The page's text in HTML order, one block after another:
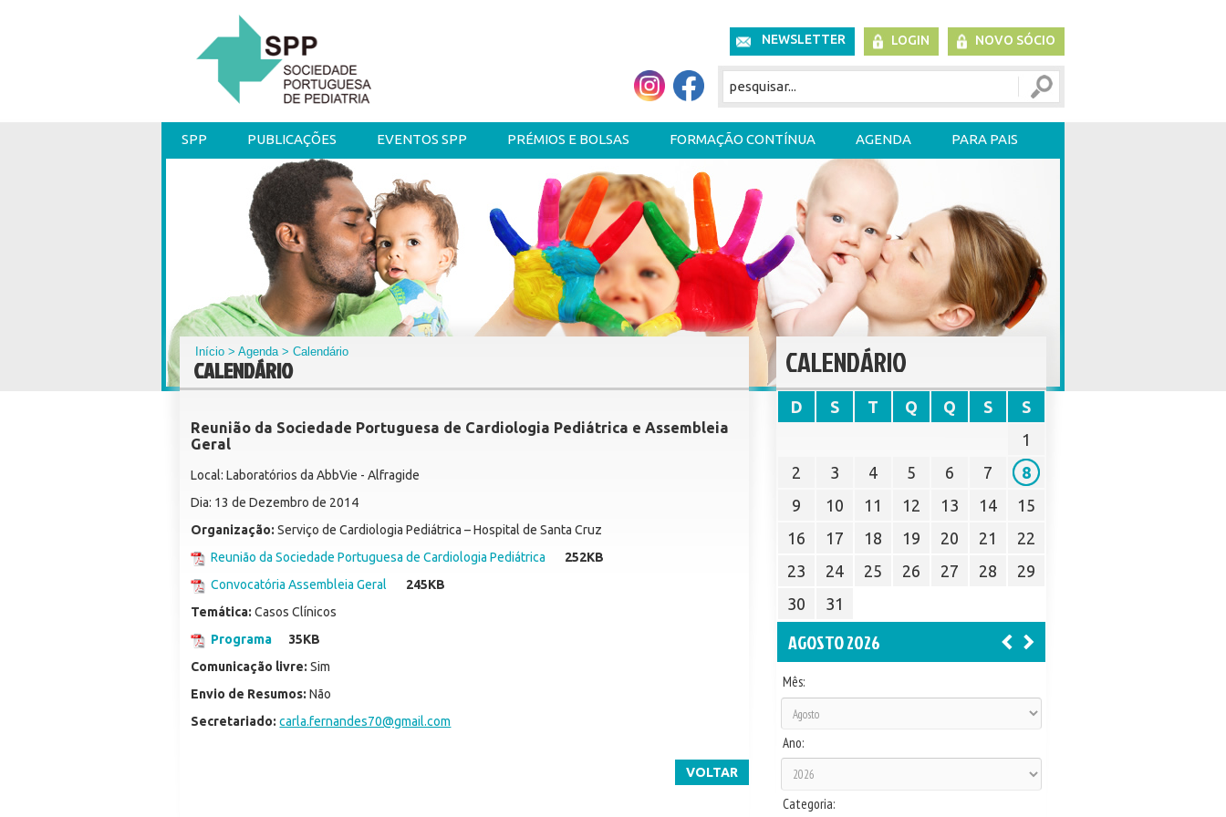
NEWSLETTER LOGIN NOVO SÓCIO
SPP PUBLICAÇÕES EVENTOS SPP PRÉMIOS E BOLSAS FORMAÇÃO CONTÍNUA AGENDA PARA PAIS
Início >Agenda> Calendário
CALENDÁRIO
Reunião da Sociedade Portuguesa de Cardiologia Pediátrica e Assembleia
Geral
Local: Laboratórios da AbbVie - Alfragide
Dia: 13 de Dezembro de 2014
Organização: Serviço de Cardiologia Pediátrica – Hospital de Santa Cruz
Reunião da Sociedade Portuguesa de Cardiologia Pediátrica
252KB
Convocatória Assembleia Geral
245KB
Temática: Casos Clínicos
Programa
35KB
Comunicação livre: Sim
Envio de Resumos: Não
Secretariado: carla.fernandes70@gmail.com
VOLTAR
CALENDÁRIO
D S T Q Q S
S
1
2
3 4 5 6 7
8
9
10 11 12 13 14
15
16
17 18 19 20 21
22
23
24 25 26 27 28
29
30
31
AGOSTO 2026
Mês:
Ano:
Categoria: